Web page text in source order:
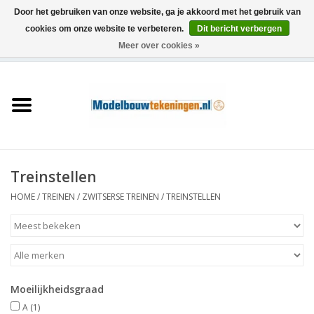
Schepen
Houtbouw
Scenery
Documentatie
Treinstellen
HOME/TREINEN / ZWITSERSE TREINEN /TREINSTELLEN
Moeilijkheidsgraad
A (1)
Door het gebruiken van onze website, ga je akkoord met het gebruik van
cookies om onze website te verbeteren.
Dit bericht verbergen
Meer over cookies »